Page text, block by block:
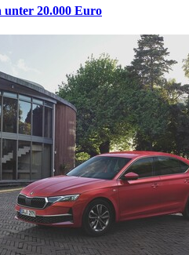
20.000 Euro